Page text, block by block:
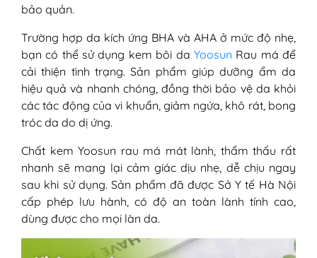
bảo quản.
Trường hợp da kích ứng BHA và AHA ở mức độ nhẹ,
bạn có thể sử dụng kem bôi da Yoosun Rau má để
cải thiện tình trạng. Sản phẩm giúp dưỡng ẩm da
hiệu quả và nhanh chóng, đồng thời bảo vệ da khỏi
các tác động của vi khuẩn, giảm ngứa, khô rát, bong
tróc da do dị ứng.
Chất kem Yoosun rau má mát lành, thẩm thấu rất
nhanh sẽ mang lại cảm giác dịu nhẹ, dễ chịu ngay
sau khi sử dụng. Sản phẩm đã được Sở Y tế Hà Nội
cấp phép lưu hành, có độ an toàn lành tính cao,
dùng được cho mọi làn da.